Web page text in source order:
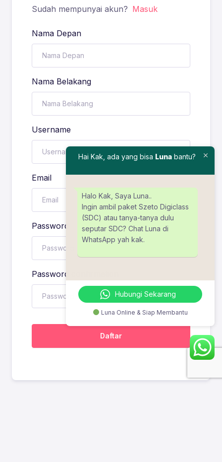
Sudah mempunyai akun? Masuk
Nama Depan
Nama Belakang
Username
Email
Password
Password confirmation
Daftar
Hai Kak, ada yang bisa Luna bantu?
Halo Kak, Saya Luna..
Ingin ambil paket Szeto Digiclass
(SDC) atau tanya-tanya dulu
seputar SDC? Chat Luna di
WhatsApp yah kak.
Hubungi Sekarang
Luna Online & Siap Membantu